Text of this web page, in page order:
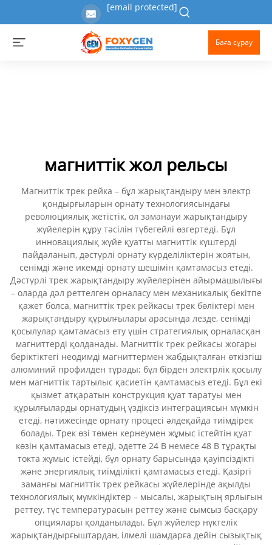
[email protected]
Баға сұрау
магниттік жол рельсы
Магниттік трек рейка – бұл жарықтандыру мен электр
қондырғыларын орнату технологиясындағы
революциялық жетістік, ол заманауи жарықтандыру
жүйелерін құру тәсілін түбегейлі өзгертеді. Бұл
инновациялық жүйе қуатты магниттік күштерді
пайдаланып, дәстүрлі орнату күрделіліктерін жоятын,
сенімді және икемді орнату шешімін қамтамасыз етеді.
Дәстүрлі трек жарықтандыру жүйелерінен айырмашылығы
– оларда дәл реттелген орналасу мен механикалық бекітпе
қажет болса, магниттік трек рейкасы трек бөліктері мен
жарықтандыру құрылғылары арасында лезде, сенімді
қосылулар қамтамасыз ету үшін стратегиялық орналасқан
магниттерді қолданады. Магниттік трек рейкасы жоғары
беріктіктегі неодимді магниттермен жабдықталған өткізгіш
алюминий профилден тұрады; бұл бірден электрлік қосылу
мен магниттік тартылыс қасиетін қамтамасыз етеді. Бұл екі
қызмет атқаратын конструкция қуат таратуы мен
құрылғыларды орнатудың үздіксіз интеграциясын мүмкін
етеді, нәтижесінде орнату процесі әлдеқайда тиімдірек
болады. Трек өзі төмен кернеумен жұмыс істейтін қуат
көзін қамтамасыз етеді, әдетте 24 В немесе 48 В тұрақты
токта жұмыс істейді, бұл орнату барысында қауіпсіздікті
және энергиялық тиімділікті қамтамасыз етеді. Қазіргі
заманғы магниттік трек рейкасы жүйелерінде ақылды
технологиялық мүмкіндіктер – мысалы, жарықтың ярлығын
реттеу, түс температурасын реттеу және сымсыз басқару
опциялары қолданылады. Бұл жүйелер нүктелік
жарықтандырғыштардан, ілмелі шамдарға дейін сызықтық